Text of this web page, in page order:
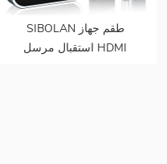
SIBOLAN طقم جهاز
استقبال مرسل HDMI